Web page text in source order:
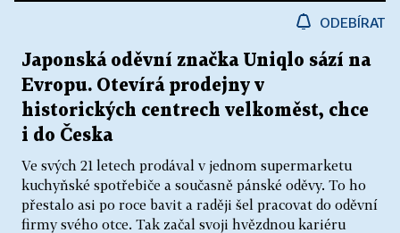
ODEBÍRAT
Japonská oděvní značka Uniqlo sází na
Evropu. Otevírá prodejny v
historických centrech velkoměst, chce
i do Česka
Ve svých 21 letech prodával v jednom supermarketu
kuchyňské spotřebiče a současně pánské oděvy. To ho
přestalo asi po roce bavit a raději šel pracovat do oděvní
firmy svého otce. Tak začal svoji hvězdnou kariéru